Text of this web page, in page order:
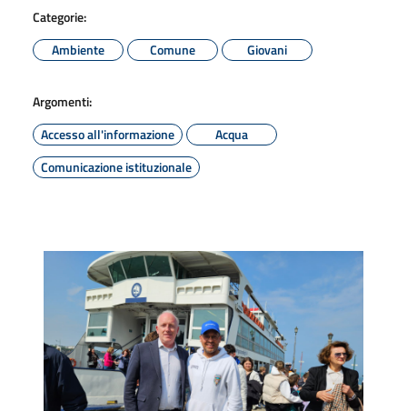
Categorie:
Ambiente
Comune Giovani
Argomenti:
Accesso all'informazione
Acqua
Comunicazione istituzionale